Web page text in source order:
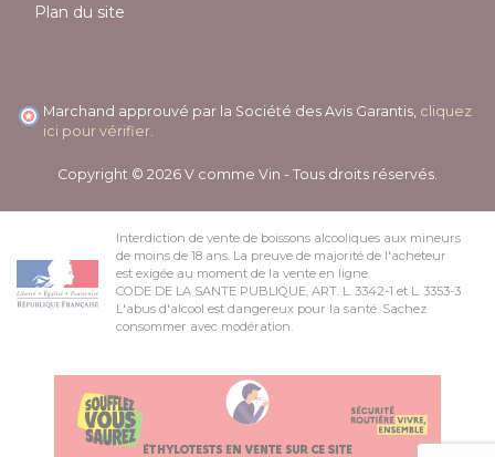
Plan du site
Marchand approuvé par la Société des Avis Garantis, cliquez
ici pour vérifier.
Copyright © 2026 V comme Vin - Tous droits réservés.
Interdiction de vente de boissons alcooliques aux mineurs
de moins de 18 ans. La preuve de majorité de l'acheteur
est exigée au moment de la vente en ligne.
CODE DE LA SANTE PUBLIQUE, ART. L. 3342-1 et L. 3353-3
L'abus d'alcool est dangereux pour la santé. Sachez
consommer avec modération.